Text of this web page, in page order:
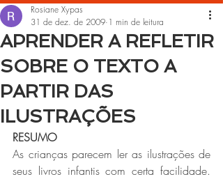
APRENDER A REFLETIR
SOBRE O TEXTO A
PARTIR DAS
ILUSTRAÇÕES
Rosiane Xypas
31 de dez. de 2009 1 min de leitura
RESUMO
As crianças parecem ler as ilustrações de
seus livros infantis com certa facilidade.